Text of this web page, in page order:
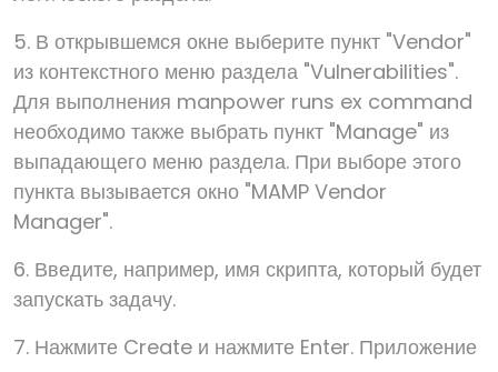
5. В открывшемся окне выберите пункт "Vendor"
из контекстного меню раздела "Vulnerabilities".
Для выполнения manpower runs ex command
необходимо также выбрать пункт "Manage" из
выпадающего меню раздела. При выборе этого
пункта вызывается окно "MAMP Vendor
Manager".
6. Введите, например, имя скрипта, который будет
запускать задачу.
7. Нажмите Create и нажмите Enter. Приложение